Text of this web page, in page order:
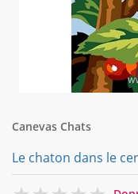
Canevas Chats
Le chaton dans le